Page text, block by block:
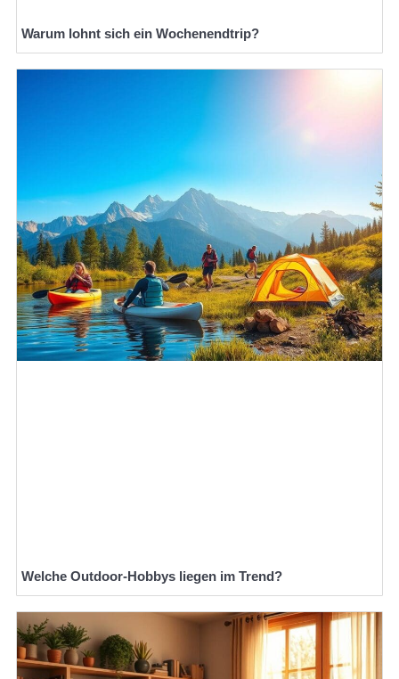
Warum lohnt sich ein Wochenendtrip?
Welche Outdoor-Hobbys liegen im Trend?